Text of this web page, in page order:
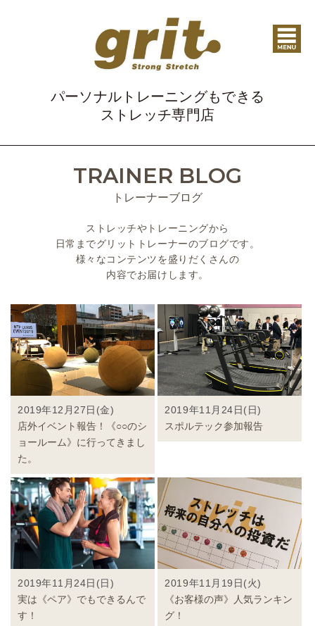
パーソナルトレーニングもできる
ストレッチ専門店
TRAINER BLOG
トレーナーブログ
ストレッチやトレーニングから
日常までグリットトレーナーのブログです。
様々なコンテンツを盛りだくさんの
内容でお届けします。
2019年12月27日(金)
店外イベント報告！《○○のシ
ョールーム》に行ってきまし
た。
2019年11月24日(日)
スポルテック参加報告
2019年11月24日(日)
実は《ペア》でもできるんで
す！
2019年11月19日(火)
《お客様の声》人気ランキン
グ！